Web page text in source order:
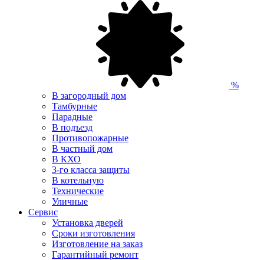
%
В загородный дом
Тамбурные
Парадные
В подъезд
Противопожарные
В частный дом
В КХО
3-го класса защиты
В котельную
Технические
Уличные
Сервис
Установка дверей
Сроки изготовления
Изготовление на заказ
Гарантийный ремонт